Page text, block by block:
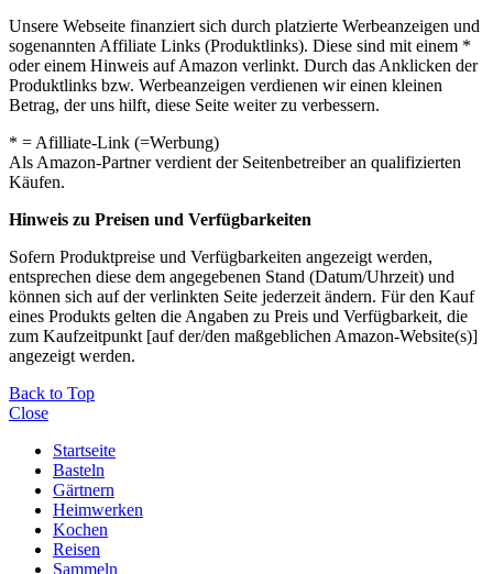
Unsere Webseite finanziert sich durch platzierte Werbeanzeigen und
sogenannten Affiliate Links (Produktlinks). Diese sind mit einem *
oder einem Hinweis auf Amazon verlinkt. Durch das Anklicken der
Produktlinks bzw. Werbeanzeigen verdienen wir einen kleinen
Betrag, der uns hilft, diese Seite weiter zu verbessern.
* = Afilliate-Link (=Werbung)
Als Amazon-Partner verdient der Seitenbetreiber an qualifizierten
Käufen.
Hinweis zu Preisen und Verfügbarkeiten
Sofern Produktpreise und Verfügbarkeiten angezeigt werden,
entsprechen diese dem angegebenen Stand (Datum/Uhrzeit) und
können sich auf der verlinkten Seite jederzeit ändern. Für den Kauf
eines Produkts gelten die Angaben zu Preis und Verfügbarkeit, die
zum Kaufzeitpunkt [auf der/den maßgeblichen Amazon-Website(s)]
angezeigt werden.
Back to Top
Close
Startseite
Basteln
Gärtnern
Heimwerken
Kochen
Reisen
Sammeln